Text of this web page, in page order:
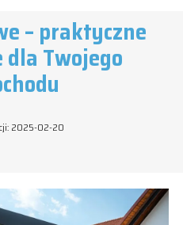
– praktyczne
Twojego
2025-02-20